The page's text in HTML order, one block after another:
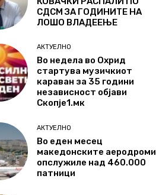
СДСМ ЗА ГОДИНИТЕ НА
ЛОШО ВЛАДЕЕЊЕ
АКТУЕЛНО
Во недела во Охрид
стартува музичкиот
караван за 35 години
независност објави
Скопје1.мк
АКТУЕЛНО
Во еден месец
македонските аеродроми
опслужиле над 460.000
патници